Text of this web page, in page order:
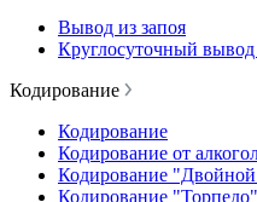
Вывод из запоя
Круглосуточный вывод
Кодирование
Кодирование
Кодирование от
Кодирование
Кодирование "Торпедо"